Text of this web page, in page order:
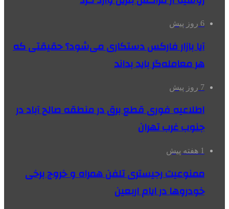
6 روز پیش
آیا بازار فارکس دستکاری می‌شود؟ حقیقتی که
هر معامله‌گر باید بداند
7 روز پیش
اطلاعیه فوری قطع برق در منطقه صالح آباد در
جنوب غرب تهران
1 هفته پیش
ممنوعیت رجیستری تلفن همراه و خروج برخی
خودروها در ایام اربعین